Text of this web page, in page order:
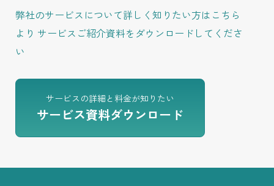
弊社のサービスについて詳しく知りたい方はこちら
より サービスご紹介資料をダウンロードしてくださ
い
サービスの詳細と料金が知りたい
サービス資料ダウンロード